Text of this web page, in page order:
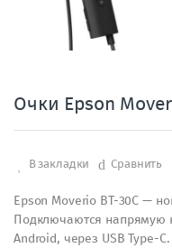
Очки Epson
В закладки Сравнить
Epson Moverio BT-30C —
Подключаются напрямую
Android, через USB Type-